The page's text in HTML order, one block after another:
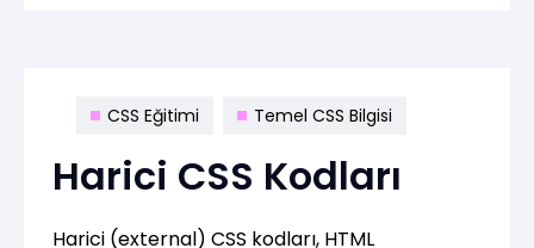
CSS Eğitimi Temel CSS Bilgisi
Harici CSS Kodları
Harici (external) CSS kodları, HTML